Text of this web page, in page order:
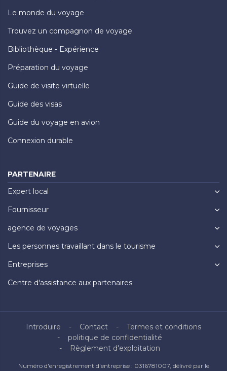
Le monde du voyage
Trouvez un compagnon de voyage.
Bibliothèque - Expérience
Préparation du voyage
Guide de visite virtuelle
Guide des visas
Guide du voyage en avion
Connexion durable
PARTENAIRE
Expert local
Fournisseur
agence de voyages
Les personnes travaillant dans le tourisme
Entreprises
Centre d'assistance aux partenaires
Introduire Contact
Termes et conditions
politique de confidentialité
Règlement d'exploitation
Numéro d'enregistrement d'entreprise : 0316781007, délivré par le